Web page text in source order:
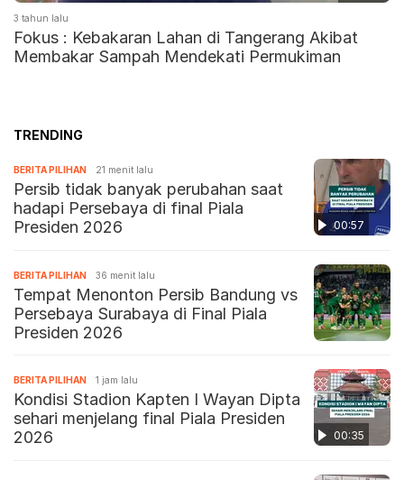
3 tahun lalu
Fokus : Kebakaran Lahan di Tangerang Akibat
Membakar Sampah Mendekati Permukiman
TRENDING
00:57
BERITA PILIHAN 21 menit lalu
Persib tidak banyak perubahan saat
hadapi Persebaya di final Piala
Presiden 2026
BERITA PILIHAN 36 menit lalu
Tempat Menonton Persib Bandung vs
Persebaya Surabaya di Final Piala
Presiden 2026
00:35
BERITA PILIHAN 1 jam lalu
Kondisi Stadion Kapten I Wayan Dipta
sehari menjelang final Piala Presiden
2026